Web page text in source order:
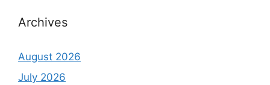
Archives
August 2026
July 2026